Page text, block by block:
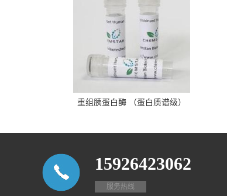
重组胰蛋白酶 （蛋白质谱级）
15926423062
服务热线